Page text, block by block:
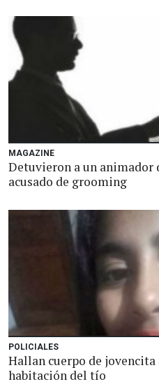
MAGAZINE
Detuvieron a un animador
acusado de grooming
POLICIALES
Hallan cuerpo de jovencita
habitación del tío